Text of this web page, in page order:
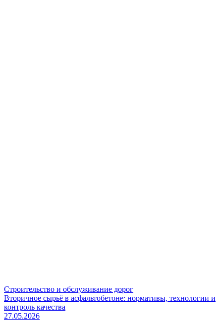
Строительство и обслуживание дорог
Вторичное сырьё в асфальтобетоне: нормативы, технологии и
контроль качества
27.05.2026